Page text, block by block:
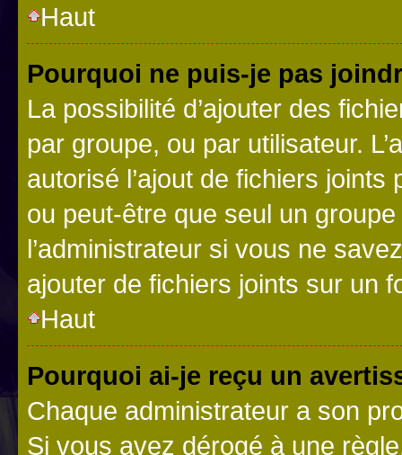
Haut
Pourquoi ne puis-je pas
La possibilité d’ajouter des
par groupe, ou par utilisateur.
autorisé l’ajout de fichiers
ou peut-être que seul un
l’administrateur si vous ne
ajouter de fichiers joints sur un
Haut
Pourquoi ai-je reçu un
Chaque administrateur a son
Si vous avez dérogé à une